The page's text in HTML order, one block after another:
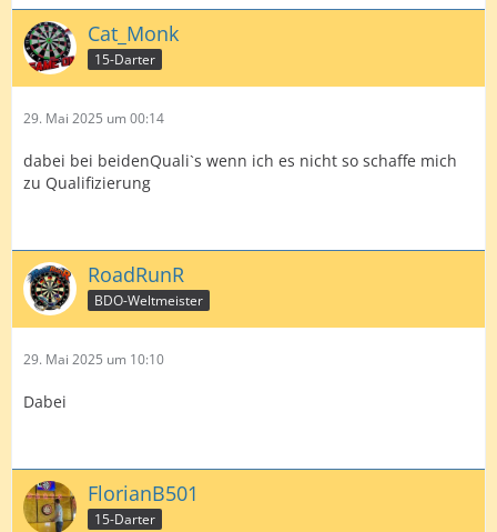
Cat_Monk
15-Darter
29. Mai 2025 um 00:14
dabei bei beidenQuali`s wenn ich es nicht so schaffe mich
zu Qualifizierung
RoadRunR
BDO-Weltmeister
29. Mai 2025 um 10:10
Dabei
FlorianB501
15-Darter